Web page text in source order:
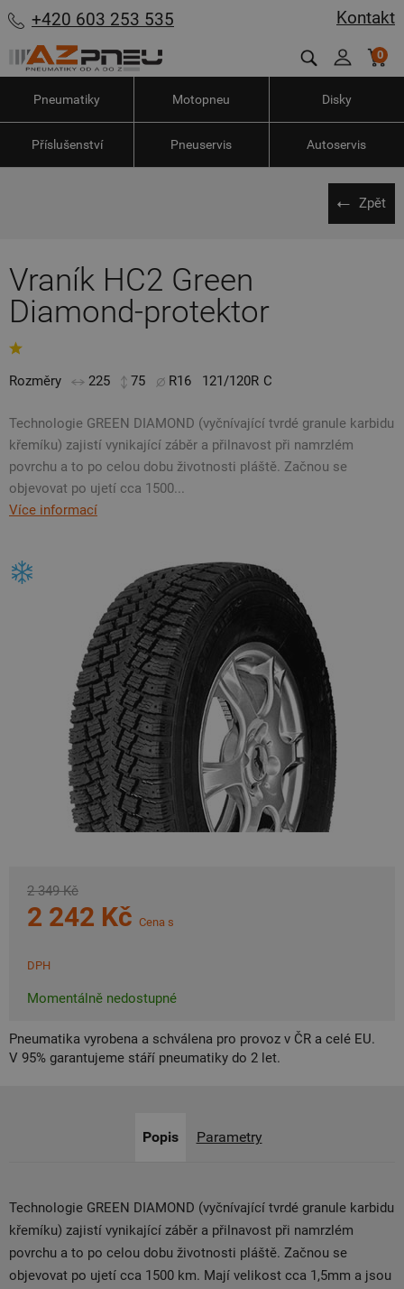
Kontakt
+420 603 253 535
0
Pneumatiky Motopneu Disky
Příslušenství Pneuservis Autoservis
Zpět
Vraník HC2 Green
Diamond-protektor
Rozměry 225 75 R16 121/120R C
Technologie GREEN DIAMOND (vyčnívající tvrdé granule karbidu
křemíku) zajistí vynikající záběr a přilnavost při namrzlém
povrchu a to po celou dobu životnosti pláště. Začnou se
objevovat po ujetí cca 1500...
Více informací
2 349 Kč
2 242 Kč Cena s
DPH
Momentálně nedostupné
Pneumatika vyrobena a schválena pro provoz v ČR a celé EU.
V 95% garantujeme stáří pneumatiky do 2 let.
Popis Parametry
Technologie GREEN DIAMOND (vyčnívající tvrdé granule karbidu
křemíku) zajistí vynikající záběr a přilnavost při namrzlém
povrchu a to po celou dobu životnosti pláště. Začnou se
objevovat po ujetí cca 1500 km. Mají velikost cca 1,5mm a jsou